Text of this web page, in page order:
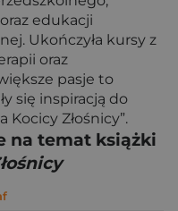
edukacji
Ukończyła kursy z
oraz
pasje to
się inspiracją do
Złośnicy”.
na temat książki